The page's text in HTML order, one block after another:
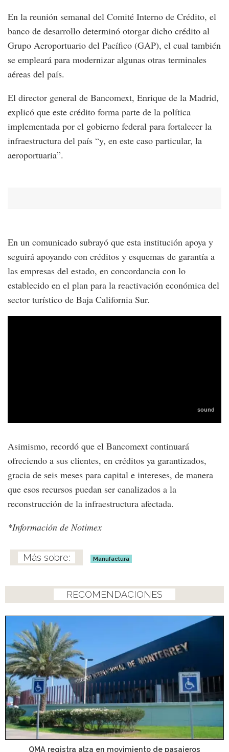
En la reunión semanal del Comité Interno de Crédito, el
banco de desarrollo determinó otorgar dicho crédito al
Grupo Aeroportuario del Pacífico (GAP), el cual también
se empleará para modernizar algunas otras terminales
aéreas del país.
El director general de Bancomext, Enrique de la Madrid,
explicó que este crédito forma parte de la política
implementada por el gobierno federal para fortalecer la
infraestructura del país “y, en este caso particular, la
aeroportuaria”.
En un comunicado subrayó que esta institución apoya y
seguirá apoyando con créditos y esquemas de garantía a
las empresas del estado, en concordancia con lo
establecido en el plan para la reactivación económica del
sector turístico de Baja California Sur.
Asimismo, recordó que el Bancomext continuará
ofreciendo a sus clientes, en créditos ya garantizados,
gracia de seis meses para capital e intereses, de manera
que esos recursos puedan ser canalizados a la
reconstrucción de la infraestructura afectada.
*Información de Notimex
Manufactura
RECOMENDACIONES
OMA registra alza en movimiento de pasajeros